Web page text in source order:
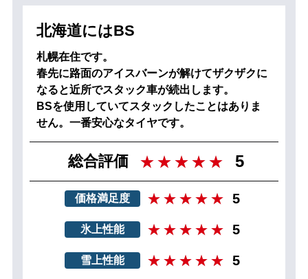
北海道にはBS
札幌在住です。
春先に路面のアイスバーンが解けてザクザクに
なると近所でスタック車が続出します。
BSを使用していてスタックしたことはありま
せん。一番安心なタイヤです。
総合評価 5
価格満足度 5
氷上性能 5
雪上性能 5